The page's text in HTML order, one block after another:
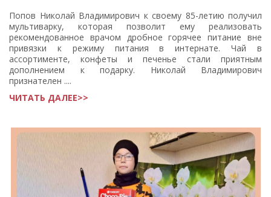
Попов Николай Владимирович к своему 85-летию получил
мультиварку, которая позволит ему реализовать
рекомендованное врачом дробное горячее питание вне
привязки к режиму питания в интернате. Чай в
ассортименте, конфеты и печенье стали приятным
дополнением к подарку. Николай Владимирович
признателен ....
ЧИТАТЬ ДАЛЕЕ>>